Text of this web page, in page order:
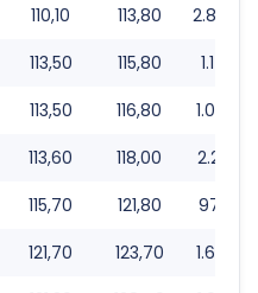
110,10 113,80
113,50 115,80
113,50 116,80
113,60 118,00
115,70 121,80
121,70 123,70